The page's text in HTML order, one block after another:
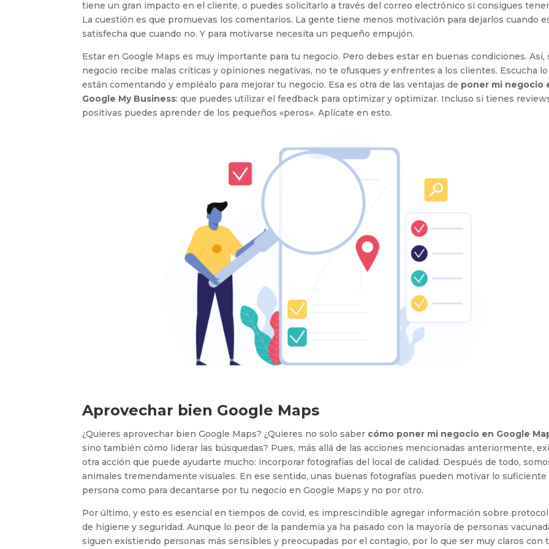
tiene un gran impacto en el cliente, o puedes solicitarlo a través del correo electrónico si consigues
La cuestión es que promuevas los comentarios. La gente tiene menos motivación para dejarlos cuando
satisfecha que cuando no. Y para motivarse necesita un pequeño empujón.
Estar en Google Maps es muy importante para tu negocio. Pero debes estar en buenas condiciones. Así,
negocio recibe malas críticas y opiniones negativas, no te ofusques y enfrentes a los clientes. Escucha lo
están comentando y empléalo para mejorar tu negocio. Esa es otra de las ventajas de poner mi negocio
Google My Business: que puedes utilizar el feedback para optimizar y optimizar. Incluso si tienes
positivas puedes aprender de los pequeños «peros». Aplícate en esto.
Aprovechar bien Google Maps
¿Quieres aprovechar bien Google Maps? ¿Quieres no solo saber cómo poner mi negocio en Google
sino también cómo liderar las búsquedas? Pues, más allá de las acciones mencionadas anteriormente,
otra acción que puede ayudarte mucho: incorporar fotografías del local de calidad. Después de todo,
animales tremendamente visuales. En ese sentido, unas buenas fotografías pueden motivar lo suficiente
persona como para decantarse por tu negocio en Google Maps y no por otro.
Por último, y esto es esencial en tiempos de covid, es imprescindible agregar información sobre
de higiene y seguridad. Aunque lo peor de la pandemia ya ha pasado con la mayoría de personas
siguen existiendo personas más sensibles y preocupadas por el contagio, por lo que ser muy claros con